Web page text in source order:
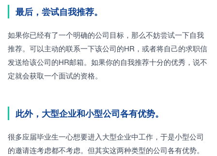
最后，尝试自我推荐。
如果你已经有了一个明确的公司目标，那么不妨尝试一下自我
推荐。可以主动的联系一下该公司的HR，或者将自己的求职信
发送给该公司的HR邮箱。如果你的自我推荐十分的优秀，说不
定就会获取一个面试的资格。
此外，大型企业和小型公司各有优势。
很多应届毕业生一心想要进入大型企业中工作，于是小型公司
的邀请连考虑都不考虑。但其实这两种类型的公司各有优势。